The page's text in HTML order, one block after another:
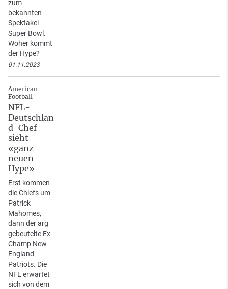
zum
bekannten
Spektakel
Super Bowl.
Woher kommt
der Hype?
01.11.2023
American
Football
NFL-
Deutschlan
d-Chef
sieht
«ganz
neuen
Hype»
Erst kommen
die Chiefs um
Patrick
Mahomes,
dann der arg
gebeutelte Ex-
Champ New
England
Patriots. Die
NFL erwartet
sich von dem